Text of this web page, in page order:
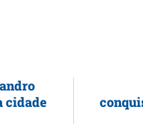
cidade